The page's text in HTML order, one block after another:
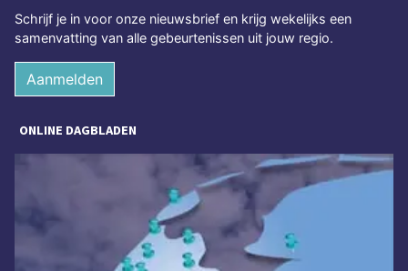
Schrijf je in voor onze nieuwsbrief en krijg wekelijks een
samenvatting van alle gebeurtenissen uit jouw regio.
Aanmelden
ONLINE DAGBLADEN